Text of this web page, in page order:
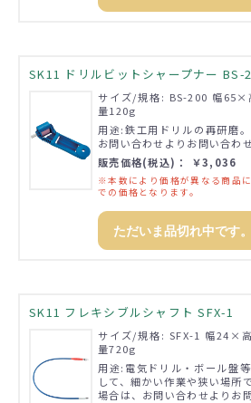
SK11 ドリルビットシャープナー BS-
サイズ/規格: BS-200 幅
量120g
用途:鉄工用ドリルの再研磨
お問い合わせよりお問い合わ
販売価格(税込)： ￥3,036
※本数により価格が異なる商品
での価格となります。
ただいま品切れ中です。
SK11 フレキシブルシャフト SFX-1
サイズ/規格: SFX-1 幅24×
量720g
用途:電気ドリル・ボール盤
して、細かい作業や狭い場所
場合は、お問い合わせよりお